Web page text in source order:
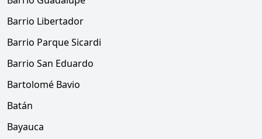
Barrio Libertador
Barrio Parque Sicardi
Barrio San Eduardo
Bartolomé Bavio
Batán
Bayauca